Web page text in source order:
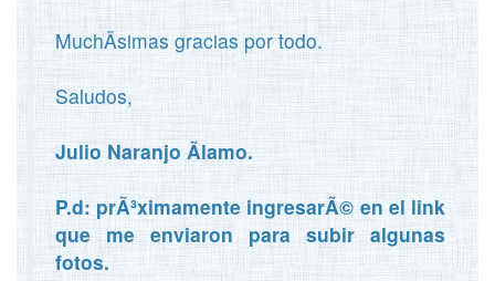
MuchÃ­simas gracias por todo.
Saludos,
Julio Naranjo Ãlamo.
P.d: prÃ³ximamente ingresarÃ© en el link
que me enviaron para subir algunas
fotos.